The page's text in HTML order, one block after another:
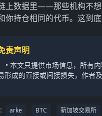
上数据里——那些机构不想
你持仓相同的代币。这到
责声明
• 本文只提供市场信息，所有
形成的直接或间接损失，作者
arke BTC 新加坡交易所